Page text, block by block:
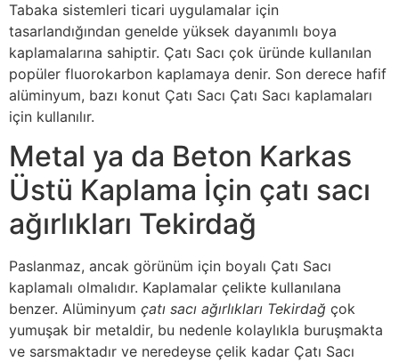
Tabaka sistemleri ticari uygulamalar için
tasarlandığından genelde yüksek dayanımlı boya
kaplamalarına sahiptir. Çatı Sacı çok üründe kullanılan
popüler fluorokarbon kaplamaya denir. Son derece hafif
alüminyum, bazı konut Çatı Sacı Çatı Sacı kaplamaları
için kullanılır.
Metal ya da Beton Karkas
Üstü Kaplama İçin çatı sacı
ağırlıkları Tekirdağ
Paslanmaz, ancak görünüm için boyalı Çatı Sacı
kaplamalı olmalıdır. Kaplamalar çelikte kullanılana
benzer. Alüminyum çatı sacı ağırlıkları Tekirdağ çok
yumuşak bir metaldir, bu nedenle kolaylıkla buruşmakta
ve sarsmaktadır ve neredeyse çelik kadar Çatı Sacı